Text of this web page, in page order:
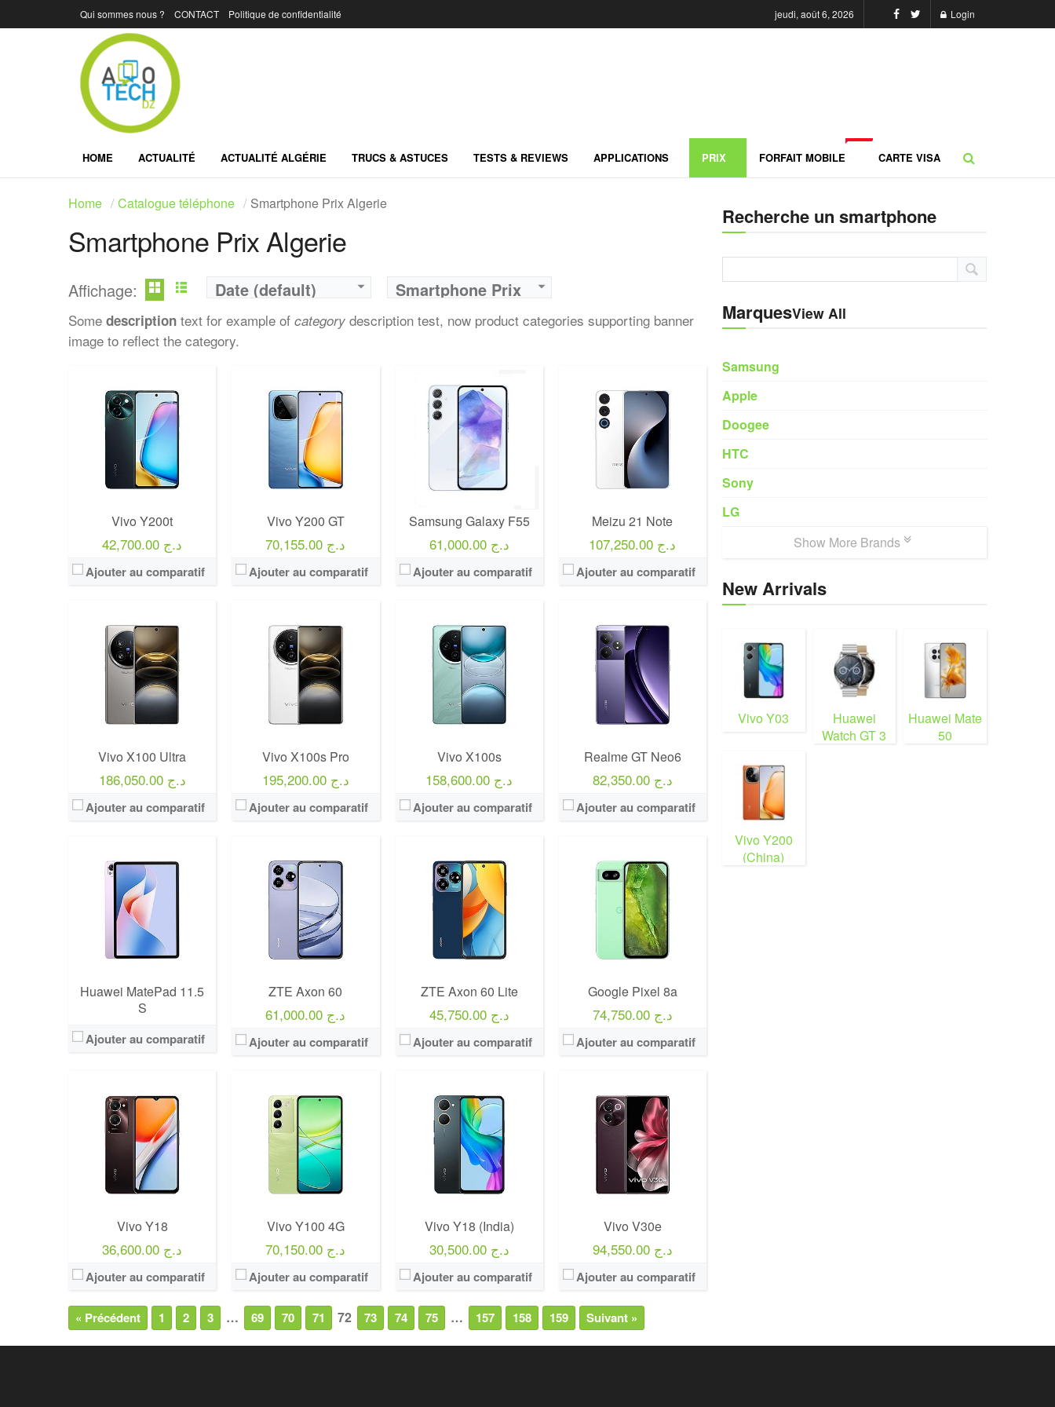
Qui sommes nous ? CONTACT Politique de confidentialité jeudi, août 6, 2026 Login
HOME ACTUALITÉ ACTUALITÉ ALGÉRIE TRUCS & ASTUCES TESTS & REVIEWS APPLICATIONS PRIX FORFAIT MOBILE CARTE VISA
Home Catalogue téléphone Smartphone Prix Algerie
Smartphone Prix Algerie
Affichage: Date (default) Smartphone Prix
Algerie
Some description text for example of category description test, now product categories supporting banner
image to reflect the category.
Vivo Y200t
42,700.00 د.ج
Ajouter au comparatif
Vivo Y200 GT
70,155.00 د.ج
Ajouter au comparatif
Samsung Galaxy F55
61,000.00 د.ج
Ajouter au comparatif
Meizu 21 Note
107,250.00 د.ج
Ajouter au comparatif
Vivo X100 Ultra
186,050.00 د.ج
Ajouter au comparatif
Vivo X100s Pro
195,200.00 د.ج
Ajouter au comparatif
Vivo X100s
158,600.00 د.ج
Ajouter au comparatif
Realme GT Neo6
82,350.00 د.ج
Ajouter au comparatif
Huawei MatePad 11.5
S
Ajouter au comparatif
ZTE Axon 60
61,000.00 د.ج
Ajouter au comparatif
ZTE Axon 60 Lite
45,750.00 د.ج
Ajouter au comparatif
Google Pixel 8a
74,750.00 د.ج
Ajouter au comparatif
Vivo Y18
36,600.00 د.ج
Ajouter au comparatif
Vivo Y100 4G
70,150.00 د.ج
Ajouter au comparatif
Vivo Y18 (India)
30,500.00 د.ج
Ajouter au comparatif
Vivo V30e
94,550.00 د.ج
Ajouter au comparatif
« Précédent 1 2 3 … 69 70 71 72 73 74 75 … 157 158 159 Suivant »
Recherche un smartphone
MarquesView All
Samsung
Apple
Doogee
HTC
Sony
LG
Show More Brands
New Arrivals
Vivo Y03
Huawei
Watch GT 3
Huawei Mate
50
Vivo Y200
(China)